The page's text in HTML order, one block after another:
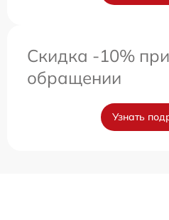
Скидка -10%
обращении
Узнать